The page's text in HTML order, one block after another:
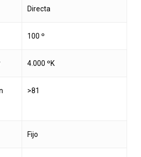
Directa
100 º
4.000 ºK
>81
Fijo